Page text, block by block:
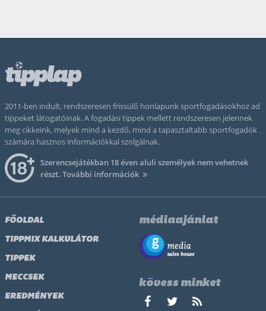
2011-ben indult, rendszeresen frissülő honlapunk sportfogadásokhoz ad
tippeket látogatóinak. A fogadási tippek mellett rendszeresen jelennek
meg cikkeink, melyek mind a kezdő, mind a tapasztaltabb sportfogadók
számára hasznos információkkal szolgálnak.
Szerencsejátékban 18 éven aluli személyek nem vehetnek
részt. További információk
FŐOLDAL
TIPPMIX KALKULÁTOR
TIPPEK
MECCSEK
EREDMÉNYEK
médiaajánlat
kövess minket